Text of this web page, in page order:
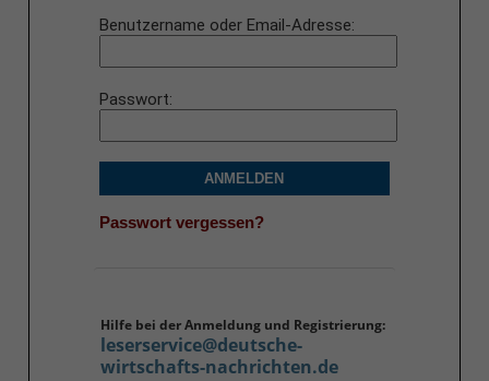
Benutzername oder Email-Adresse
Passwort
ANMELDEN
Passwort vergessen?
Hilfe bei der Anmeldung und Registrierung:
leserservice@deutsche-
wirtschafts-nachrichten.de